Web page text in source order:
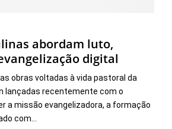
abordam luto,
digital
obras voltadas à vida pastoral da
lançadas recentemente com o
a missão evangelizadora, a formação
com...